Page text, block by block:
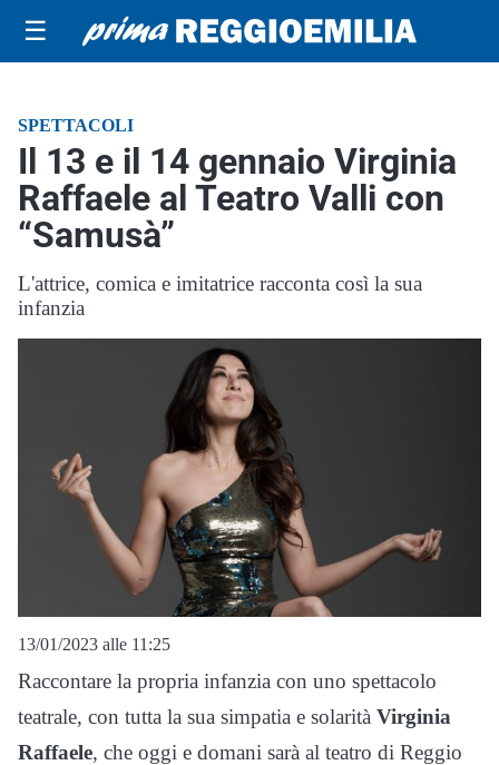
☰
SPETTACOLI
Il 13 e il 14 gennaio Virginia
Raffaele al Teatro Valli con
“Samusà”
L'attrice, comica e imitatrice racconta così la sua
infanzia
13/01/2023 alle 11:25
Raccontare la propria infanzia con uno spettacolo
teatrale, con tutta la sua simpatia e solarità Virginia
Raffaele, che oggi e domani sarà al teatro di Reggio